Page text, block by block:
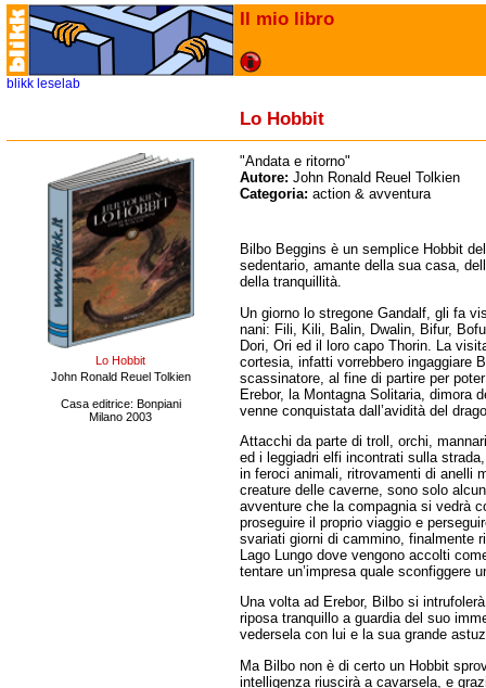
Il mio libro
blikk leselab
Lo Hobbit
Lo Hobbit
John Ronald Reuel Tolkien
Casa editrice: Bonpiani
Milano 2003
"Andata e ritorno"
Autore: John Ronald Reuel Tolkien
Categoria: action & avventura
Bilbo Beggins è un semplice Hobbit
sedentario, amante della sua casa,
della tranquillità.
Un giorno lo stregone Gandalf, gli fa
nani: Fili, Kili, Balin, Dwalin, Bifur,
Dori, Ori ed il loro capo Thorin. La
cortesia, infatti vorrebbero ingaggiare
scassinatore, al fine di partire per
Erebor, la Montagna Solitaria, dimora
venne conquistata dall’avidità del
Attacchi da parte di troll, orchi,
ed i leggiadri elfi incontrati sulla
in feroci animali, ritrovamenti di anelli
creature delle caverne, sono solo
avventure che la compagnia si vedrà
proseguire il proprio viaggio e
svariati giorni di cammino, finalmente
Lago Lungo dove vengono accolti
tentare un’impresa quale sconfiggere
Una volta ad Erebor, Bilbo si
riposa tranquillo a guardia del suo
vedersela con lui e la sua grande
Ma Bilbo non è di certo un Hobbit
intelligenza riuscirà a cavarsela, e